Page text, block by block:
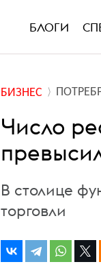
БЛОГИ
БИЗНЕС
Число
В столице
торговли